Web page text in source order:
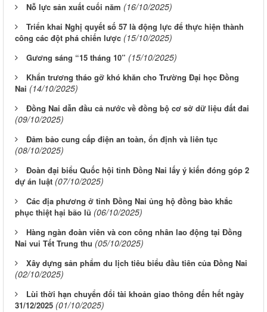
Nỗ lực sản xuất cuối năm (16/10/2025)
Triển khai Nghị quyết số 57 là động lực để thực hiện thành
công các đột phá chiến lược (15/10/2025)
Gương sáng “15 tháng 10” (15/10/2025)
Khẩn trương tháo gỡ khó khăn cho Trường Đại học Đồng
Nai (14/10/2025)
Đồng Nai dẫn đầu cả nước về đồng bộ cơ sở dữ liệu đất đai
(09/10/2025)
Đảm bảo cung cấp điện an toàn, ổn định và liên tục
(08/10/2025)
Đoàn đại biểu Quốc hội tỉnh Đồng Nai lấy ý kiến đóng góp 2
dự án luật (07/10/2025)
Các địa phương ở tỉnh Đồng Nai ủng hộ đồng bào khắc
phục thiệt hại bão lũ (06/10/2025)
Hàng ngàn đoàn viên và con công nhân lao động tại Đồng
Nai vui Tết Trung thu (05/10/2025)
Xây dựng sản phẩm du lịch tiêu biểu đầu tiên của Đồng Nai
(02/10/2025)
Lùi thời hạn chuyển đổi tài khoản giao thông đến hết ngày
31/12/2025 (01/10/2025)